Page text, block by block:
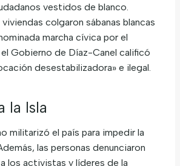
vestidos de blanco.
colgaron sábanas blancas
marcha cívica por el
Gobierno de Díaz-Canel calificó
desestabilizadora» e ilegal.
la Isla
militarizó el país para impedir la
las personas denunciaron
los activistas y líderes de la